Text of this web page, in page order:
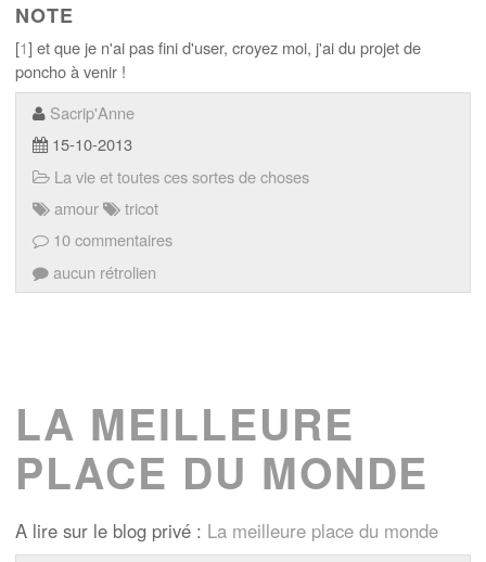
NOTE
[1] et que je n'ai pas fini d'user, croyez moi, j'ai du projet de
poncho à venir !
Sacrip'Anne
15-10-2013
La vie et toutes ces sortes de choses
amour
tricot
10 commentaires
aucun rétrolien
LA MEILLEURE
PLACE DU MONDE
A lire sur le blog privé : La meilleure place du monde